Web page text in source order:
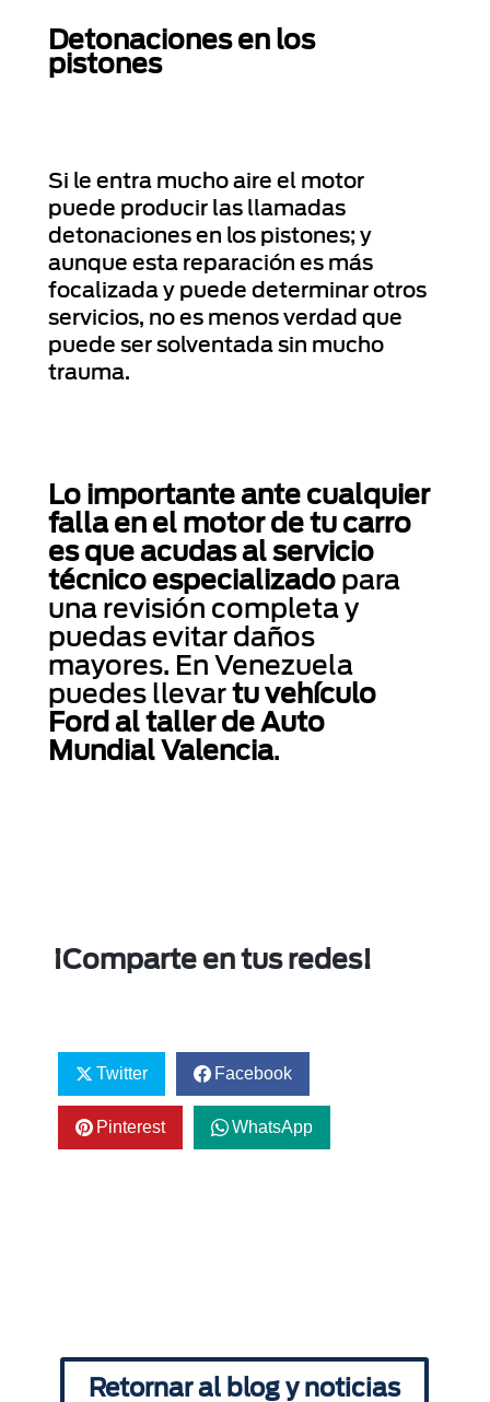
Detonaciones en los
pistones
Si le entra mucho aire el motor
puede producir las llamadas
detonaciones en los pistones; y
aunque esta reparación es más
focalizada y puede determinar otros
servicios, no es menos verdad que
puede ser solventada sin mucho
trauma.
Lo importante ante cualquier
falla en el motor de tu carro
es que acudas al servicio
técnico especializadopara
una revisión completa y
puedas evitar daños
mayores. En Venezuela
puedes llevar tu vehículo
Ford al taller de Auto
Mundial Valencia.
¡Comparte en tus redes!
Twitter Facebook
Pinterest WhatsApp
Retornar al blog y noticias